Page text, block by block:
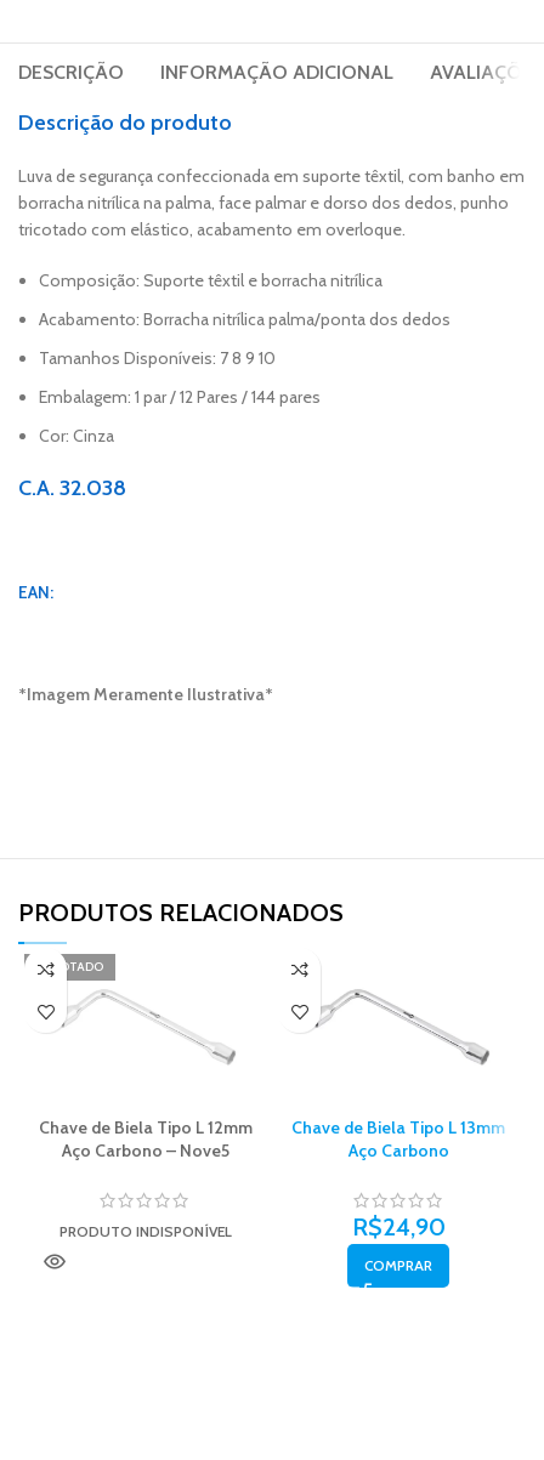
DESCRIÇÃO INFORMAÇÃO ADICIONAL
Descrição do produto
Luva de segurança confeccionada em suporte têxtil, com banho em
borracha nitrílica na palma, face palmar e dorso dos dedos, punho
tricotado com elástico, acabamento em overloque.
Composição: Suporte têxtil e borracha nitrílica
Acabamento: Borracha nitrílica palma/ponta dos dedos
Tamanhos Disponíveis: 7 8 9 10
Embalagem: 1 par / 12 Pares / 144 pares
Cor: Cinza
C.A. 32.038
EAN:
*Imagem Meramente Ilustrativa*
PRODUTOS RELACIONADOS​
ESGOTADO
Chave de Biela Tipo L 12mm
Aço Carbono – Nove5
PRODUTO INDISPONÍVEL
Chave de Biela Tipo L 13mm
Aço Carbono
R$24,90
COMPRAR